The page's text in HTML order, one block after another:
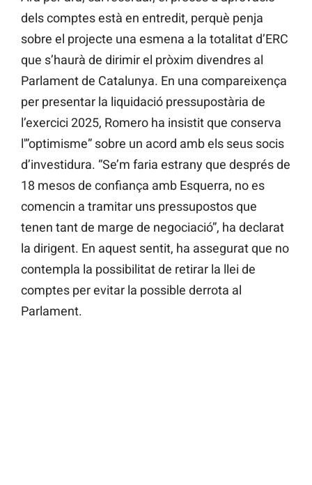
dels comptes està en entredit, perquè penja
sobre el projecte una esmena a la totalitat d’ERC
que s’haurà de dirimir el pròxim divendres al
Parlament de Catalunya. En una compareixença
per presentar la liquidació pressupostària de
l’exercici 2025, Romero ha insistit que conserva
l'”optimisme” sobre un acord amb els seus socis
d’investidura. “Se’m faria estrany que després de
18 mesos de confiança amb Esquerra, no es
comencin a tramitar uns pressupostos que
tenen tant de marge de negociació”, ha declarat
la dirigent. En aquest sentit, ha assegurat que no
contempla la possibilitat de retirar la llei de
comptes per evitar la possible derrota al
Parlament.